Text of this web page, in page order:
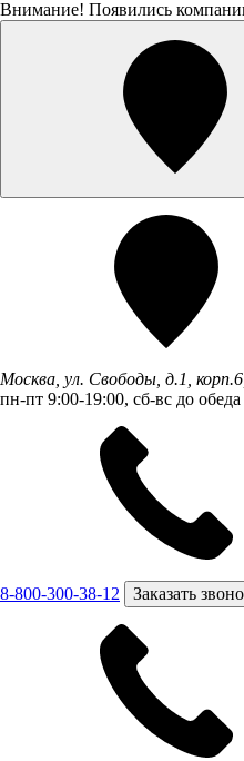
Внимание! Появились
Москва, ул. Свободы, д.1,
пн-пт 9:00-19:00, сб-вс до обеда
8-800-300-38-12 Заказать